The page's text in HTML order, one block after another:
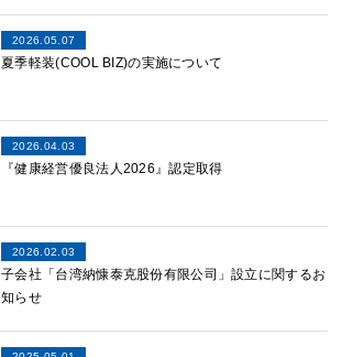
2026.05.07
夏季軽装(COOL BIZ)の実施について
2026.04.03
『健康経営優良法人2026』認定取得
2026.02.03
子会社「台湾納慷泰克股份有限公司」設立に関するお
知らせ